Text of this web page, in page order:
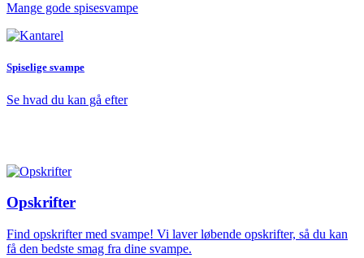
Mange gode spisesvampe
Spiselige svampe
Se hvad du kan gå efter
Opskrifter
Find opskrifter med svampe! Vi laver løbende opskrifter, så du kan
få den bedste smag fra dine svampe.